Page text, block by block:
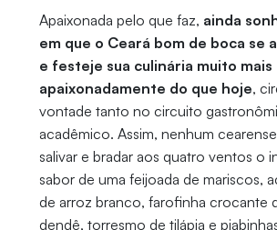
Apaixonada pelo que faz, ainda
em que o Ceará bom de boca se
e festeje sua culinária muito mais
apaixonadamente do que hoje,
vontade tanto no circuito
acadêmico. Assim, nenhum
salivar e bradar aos quatro ventos o
sabor de uma feijoada de mariscos,
de arroz branco, farofinha crocante
dendê, torresmo de tilápia e